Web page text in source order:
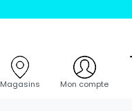
Magasins Mon compte